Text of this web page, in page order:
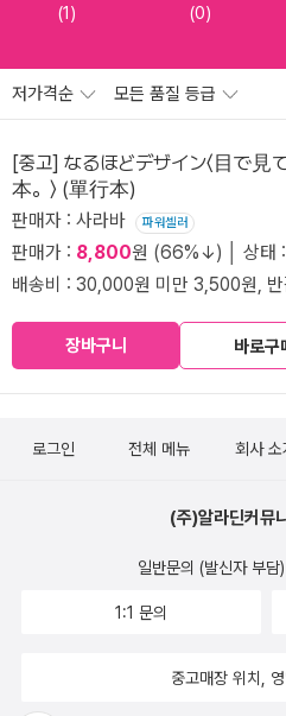
(1) (0)
저가격순 모든 품질 등급
[중고] なるほどデザイン〈目で見
本。〉 (單行本)
판매자 : 사라바 파워셀러
판매가 : 8,800원 (66%↓) │ 상태 :
배송비 : 30,000원 미만 3,500원,
장바구니 바로구
로그인 전체 메뉴 회사 소
(주)알라딘커뮤
일반문의 (발신자 부담)
1:1 문의
중고매장 위치,